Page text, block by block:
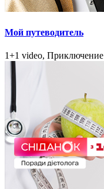
Мой путеводитель
1+1 video, Приключение